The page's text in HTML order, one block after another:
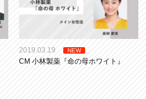
2019.03.19 NEW
CM 小林製薬『命の母ホワイト』